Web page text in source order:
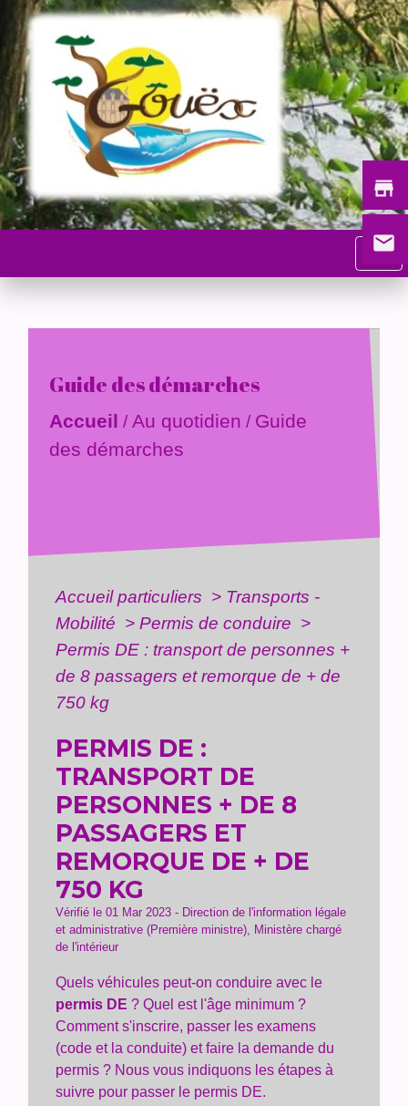
menu
Guide des démarches
Accueil / Au quotidien / Guide
des démarches
Accueil particuliers > Transports -
Mobilité > Permis de conduire >
Permis DE : transport de personnes +
de 8 passagers et remorque de + de
750 kg
PERMIS DE :
TRANSPORT DE
PERSONNES + DE 8
PASSAGERS ET
REMORQUE DE + DE
750 KG
Vérifié le 01 Mar 2023 - Direction de l'information légale
et administrative (Première ministre), Ministère chargé
de l'intérieur
Quels véhicules peut-on conduire avec le
permis DE ? Quel est l'âge minimum ?
Comment s'inscrire, passer les examens
(code et la conduite) et faire la demande du
permis ? Nous vous indiquons les étapes à
suivre pour passer le permis DE.
store
email